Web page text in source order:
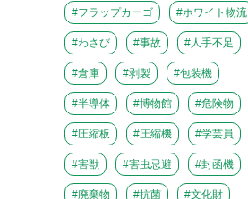
#フラップカーゴ #ホワイト物流
#わさび #事故 #人手不足
#倉庫 #剥製 #包装機
#半導体 #博物館 #危険物
#圧縮板 #圧縮機 #学芸員
#害獣 #害虫忌避 #封函機
#廃棄物 #抗菌 #文化財